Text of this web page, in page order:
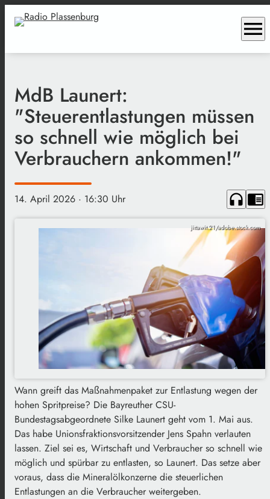
menu
MdB Launert:
"Steuerentlastungen müssen
so schnell wie möglich bei
Verbrauchern ankommen!"
14. April 2026 · 16:30 Uhr headphones chrome_reader_mode
jittawit.21/adobe.stock.com
Wann greift das Maßnahmenpaket zur Entlastung wegen der
hohen Spritpreise? Die Bayreuther CSU-
Bundestagsabgeordnete Silke Launert geht vom 1. Mai aus.
Das habe Unionsfraktionsvorsitzender Jens Spahn verlauten
lassen. Ziel sei es, Wirtschaft und Verbraucher so schnell wie
möglich und spürbar zu entlasten, so Launert. Das setze aber
voraus, dass die Mineralölkonzerne die steuerlichen
Entlastungen an die Verbraucher weitergeben.